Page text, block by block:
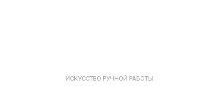
ИСКУССТВО РУЧНОЙ РАБОТЫ